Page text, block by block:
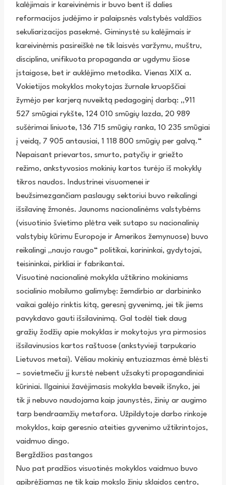
kalėjimais ir kareivinėmis ir buvo bent iš dalies
reformacijos judėjimo ir palaipsnės valstybės valdžios
sekuliarizacijos pasekmė. Giminystė su kalėjimais ir
kareivinėmis pasireiškė ne tik laisvės varžymu, muštru,
disciplina, unifikuota propaganda ar ugdymu šiose
įstaigose, bet ir auklėjimo metodika. Vienas XIX a.
Vokietijos mokyklos mokytojas žurnale kruopščiai
žymėjo per karjerą nuveiktą pedagoginį darbą: „911
527 smūgiai rykšte, 124 010 smūgių lazda, 20 989
sušėrimai liniuote, 136 715 smūgių ranka, 10 235 smūgiai
į veidą, 7 905 antausiai, 1 118 800 smūgių per galvą.“
Nepaisant prievartos, smurto, patyčių ir griežto
režimo, ankstyvosios mokinių kartos turėjo iš mokyklų
tikros naudos. Industrinei visuomenei ir
beužsimezgančiam paslaugų sektoriui buvo reikalingi
išsilavinę žmonės. Jaunoms nacionalinėms valstybėms
(visuotinio švietimo plėtra veik sutapo su nacionalinių
valstybių kūrimu Europoje ir Amerikos žemynuose) buvo
reikalingi „naujo raugo“ politikai, karininkai, gydytojai,
teisininkai, pirkliai ir fabrikantai.
Visuotinė nacionalinė mokykla užtikrino mokiniams
socialinio mobilumo galimybę: žemdirbio ar darbininko
vaikai galėjo rinktis kitą, geresnį gyvenimą, jei tik jiems
pavykdavo gauti išsilavinimą. Gal todėl tiek daug
gražių žodžių apie mokyklas ir mokytojus yra pirmosios
išsilavinusios kartos raštuose (ankstyvieji tarpukario
Lietuvos metai). Vėliau mokinių entuziazmas ėmė blėsti
– sovietmečiu jį kurstė nebent užsakyti propagandiniai
kūriniai. Ilgainiui žavėjimasis mokykla beveik išnyko, jei
tik ji nebuvo naudojama kaip jaunystės, žinių ar augimo
tarp bendraamžių metafora. Užpildytoje darbo rinkoje
mokyklos, kaip geresnio ateities gyvenimo užtikrintojos,
vaidmuo dingo.
Bergždžios pastangos
Nuo pat pradžios visuotinės mokyklos vaidmuo buvo
apibrėžiamas ne tik kaip mokslo žinių sklaidos centro,